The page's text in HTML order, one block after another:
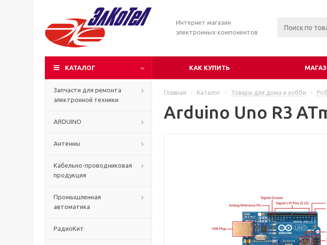
Интернет магазин
электронных компонентов
КАТАЛОГ КАК КУПИТЬ
Запчасти для ремонта
электронной техники
ARDUINO
Антенны
Кабельно-проводниковая
продукция
Промышленная
автоматика
РадиоКит
Главная - Каталог - Товары для дома и хобби -
Arduino Uno R3